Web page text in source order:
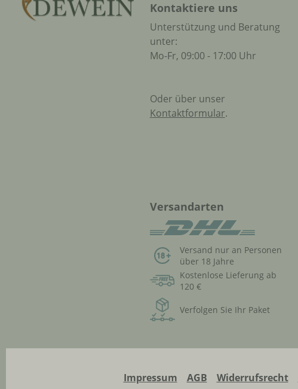
Kontaktiere uns
Unterstützung und Beratung
unter:
Mo-Fr, 09:00 - 17:00 Uhr
Oder über unser
Kontaktformular.
Versandarten
Versand nur an Personen
über 18 Jahre
Kostenlose Lieferung ab
120 €
Verfolgen Sie Ihr Paket
Impressum AGB Widerrufsrecht